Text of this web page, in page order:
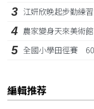
3 江姸欣晚起步勤練
4 農家變身天來美術
5 全國小學田徑賽
編輯推荐